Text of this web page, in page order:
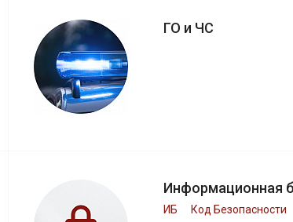
ГО и ЧС
Информационная
ИБ Код Безопасности